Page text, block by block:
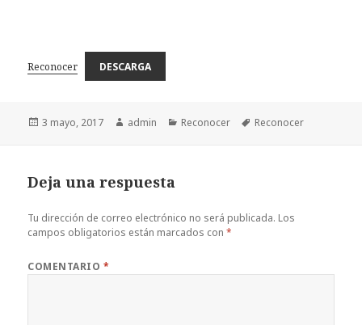
Reconocer DESCARGA
Publicado
3 mayo, 2017 Autor
admin Categorías
Reconocer Etiquetas
Reconocer
Deja una respuesta
Tu dirección de correo electrónico no será publicada. Los
campos obligatorios están marcados con*
COMENTARIO *